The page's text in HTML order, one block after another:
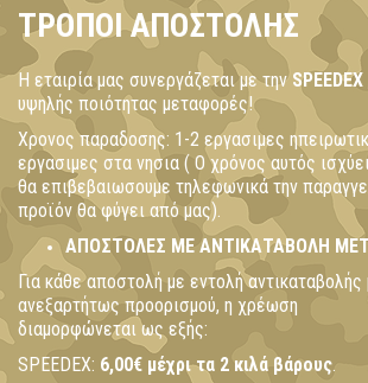
ΤΡΌΠΟΙ ΑΠΟΣΤΟΛΉΣ
Η εταιρία μας συνεργάζεται με την SPEEDEX
υψηλής ποιότητας μεταφορές!
Χρονος παραδοσης: 1-2 εργασιμες
εργασιμες στα νησια ( Ο χρόνος αυτός
θα επιβεβαιωσουμε τηλεφωνικά την
προϊόν θα φύγει από μας).
ΑΠΟΣΤΟΛΕΣ ΜΕ ΑΝΤΙΚΑΤΑΒΟΛΗ
Για κάθε αποστολή με εντολή αντικαταβολής
ανεξαρτήτως προορισμού, η χρέωση
διαμορφώνεται ως εξής:
SPEEDEX: 6,00€ μέχρι τα 2 κιλά βάρους.